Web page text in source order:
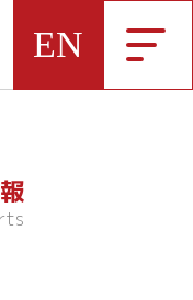
EN